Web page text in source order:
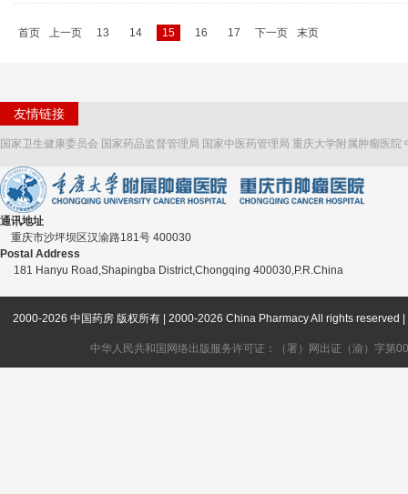
首页 上一页 13 14 15 16 17 下一页 末页
友情链接
国家卫生健康委员会 国家药品监督管理局 国家中医药管理局 重庆大学附属肿瘤医院
通讯地址
重庆市沙坪坝区汉渝路181号 400030
Postal Address
181 Hanyu Road,Shapingba District,Chongqing 400030,P.R.China
2000-2026 中国药房 版权所有 | 2000-2026 China Pharmacy All rights reserved
中华人民共和国网络出版服务许可证：（署）网出证（渝）字第